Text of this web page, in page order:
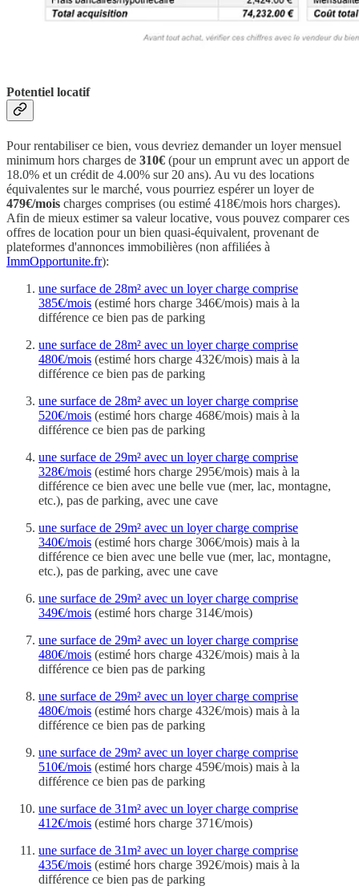
Potentiel locatif
Pour rentabiliser ce bien, vous devriez demander un loyer mensuel
minimum hors charges de 310€ (pour un emprunt avec un apport de
18.0% et un crédit de 4.00% sur 20 ans). Au vu des locations
équivalentes sur le marché, vous pourriez espérer un loyer de
479€/mois charges comprises (ou estimé 418€/mois hors charges).
Afin de mieux estimer sa valeur locative, vous pouvez comparer ces
offres de location pour un bien quasi-équivalent, provenant de
plateformes d'annonces immobilières (non affiliées à
ImmOpportunite.fr):
une surface de 28m² avec un loyer charge comprise
385€/mois (estimé hors charge 346€/mois) mais à la
différence ce bien pas de parking
une surface de 28m² avec un loyer charge comprise
480€/mois (estimé hors charge 432€/mois) mais à la
différence ce bien pas de parking
une surface de 28m² avec un loyer charge comprise
520€/mois (estimé hors charge 468€/mois) mais à la
différence ce bien pas de parking
une surface de 29m² avec un loyer charge comprise
328€/mois (estimé hors charge 295€/mois) mais à la
différence ce bien avec une belle vue (mer, lac, montagne,
etc.), pas de parking, avec une cave
une surface de 29m² avec un loyer charge comprise
340€/mois (estimé hors charge 306€/mois) mais à la
différence ce bien avec une belle vue (mer, lac, montagne,
etc.), pas de parking, avec une cave
une surface de 29m² avec un loyer charge comprise
349€/mois (estimé hors charge 314€/mois)
une surface de 29m² avec un loyer charge comprise
480€/mois (estimé hors charge 432€/mois) mais à la
différence ce bien pas de parking
une surface de 29m² avec un loyer charge comprise
480€/mois (estimé hors charge 432€/mois) mais à la
différence ce bien pas de parking
une surface de 29m² avec un loyer charge comprise
510€/mois (estimé hors charge 459€/mois) mais à la
différence ce bien pas de parking
une surface de 31m² avec un loyer charge comprise
412€/mois (estimé hors charge 371€/mois)
une surface de 31m² avec un loyer charge comprise
435€/mois (estimé hors charge 392€/mois) mais à la
différence ce bien pas de parking